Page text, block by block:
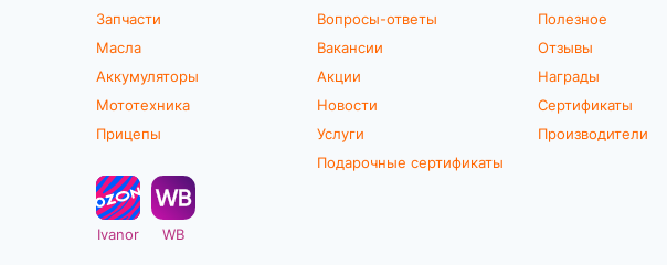
Запчасти
Масла
Аккумуляторы
Мототехника
Прицепы
Ivanor WB
Вопросы-ответы
Вакансии
Акции
Новости
Услуги
Подарочные сертификаты
Полезное
Отзывы
Награды
Сертификаты
Производители